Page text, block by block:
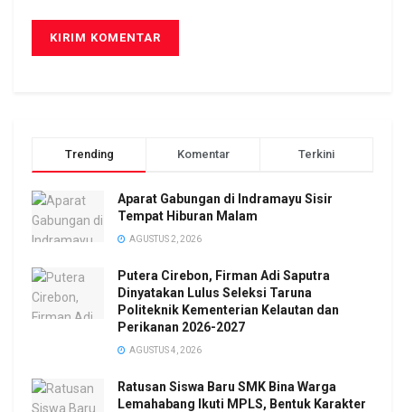
Trending Komentar Terkini
Aparat Gabungan di Indramayu Sisir
Tempat Hiburan Malam
AGUSTUS 2, 2026
Putera Cirebon, Firman Adi Saputra
Dinyatakan Lulus Seleksi Taruna
Politeknik Kementerian Kelautan dan
Perikanan 2026-2027
AGUSTUS 4, 2026
Ratusan Siswa Baru SMK Bina Warga
Lemahabang Ikuti MPLS, Bentuk Karakter